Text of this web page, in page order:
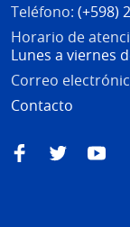
Teléfono: (+598)
Horario de
Lunes a viernes
Correo
Contacto
FacebookTwitter